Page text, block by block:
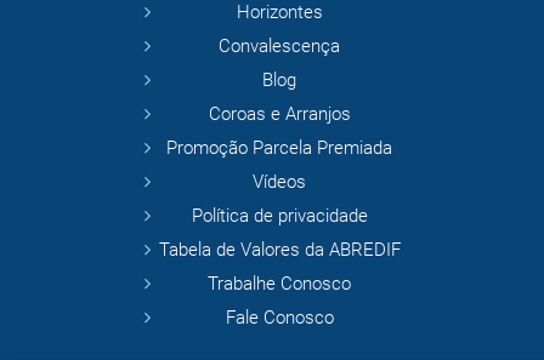
Horizontes
Convalescença
Blog
Coroas e Arranjos
Promoção Parcela Premiada
Vídeos
Política de privacidade
Tabela de Valores da ABREDIF
Trabalhe Conosco
Fale Conosco